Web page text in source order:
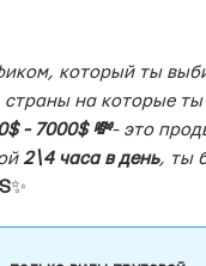
который ты
на которые
- 7000$ 💸- это
2\4 часа в день, ты
✨